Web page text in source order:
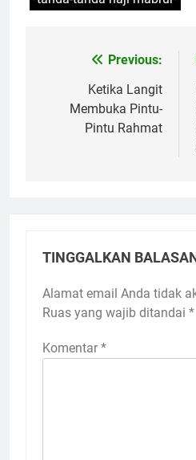
NavigasiPrevious:
Ketika Langit
Membuka Pintu-
Pintu Rahmat
TINGGALKAN BALASAN
Alamat email Anda tidak
Ruas yang wajib ditandai *
Komentar *